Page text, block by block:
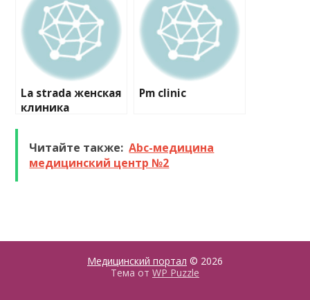
La strada женская
клиника
Pm clinic
Читайте также: Abc-медицина
медицинский центр №2
Медицинский портал © 2026
Тема от WP Puzzle